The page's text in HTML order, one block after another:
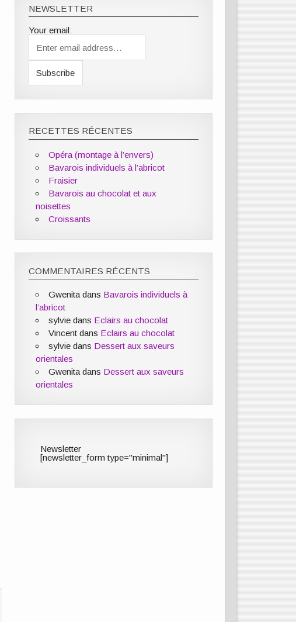
NEWSLETTER
Your email:
RECETTES RÉCENTES
Opéra (montage à l’envers)
Bavarois individuels à l’abricot
Fraisier
Bavarois au chocolat et aux
noisettes
Croissants
COMMENTAIRES RÉCENTS
Gwenitadans Bavarois individuels à
l’abricot
sylviedans Eclairs au chocolat
Vincentdans Eclairs au chocolat
sylviedans Dessert aux saveurs
orientales
Gwenitadans Dessert aux saveurs
orientales
Newsletter
[newsletter_form type="minimal"]